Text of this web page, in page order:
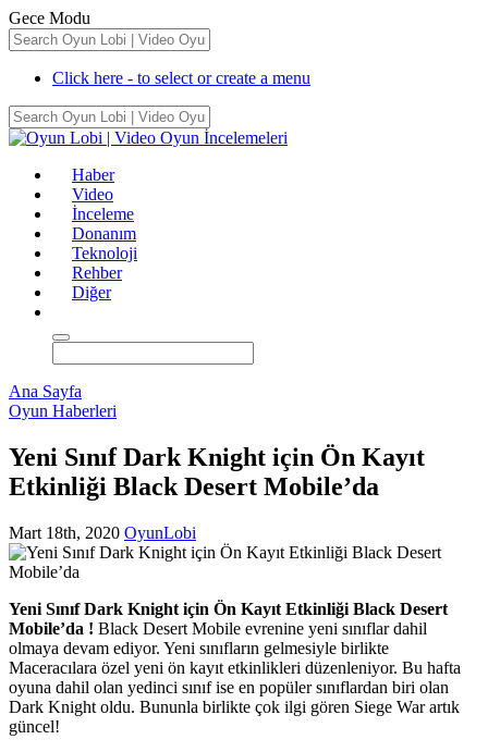
Gece Modu
Click here - to select or create a menu
Haber
Video
İnceleme
Donanım
Teknoloji
Rehber
Diğer
Ana Sayfa
Oyun Haberleri
Yeni Sınıf Dark Knight için Ön Kayıt
Etkinliği Black Desert Mobile’da
Mart 18th, 2020 OyunLobi
Yeni Sınıf Dark Knight için Ön Kayıt Etkinliği Black Desert
Mobile’da ! Black Desert Mobile evrenine yeni sınıflar dahil
olmaya devam ediyor. Yeni sınıfların gelmesiyle birlikte
Maceracılara özel yeni ön kayıt etkinlikleri düzenleniyor. Bu hafta
oyuna dahil olan yedinci sınıf ise en popüler sınıflardan biri olan
Dark Knight oldu. Bununla birlikte çok ilgi gören Siege War artık
güncel!